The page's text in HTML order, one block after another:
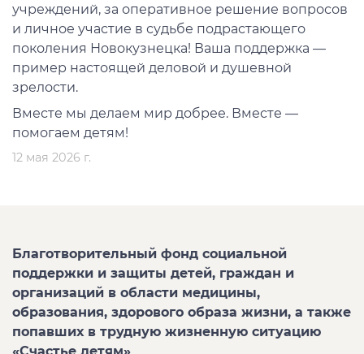
учреждений, за оперативное решение вопросов
и личное участие в судьбе подрастающего
поколения Новокузнецка! Ваша поддержка —
пример настоящей деловой и душевной
зрелости.
Вместе мы делаем мир добрее. Вместе —
помогаем детям!
12 мая 2026 г.
Благотворительный фонд социальной
поддержки и защиты детей, граждан и
организаций в области медицины,
образования, здорового образа жизни, а также
попавших в трудную жизненную ситуацию